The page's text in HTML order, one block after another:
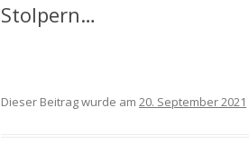
Stolpern…
Dieser Beitrag wurde am 20. September 2021